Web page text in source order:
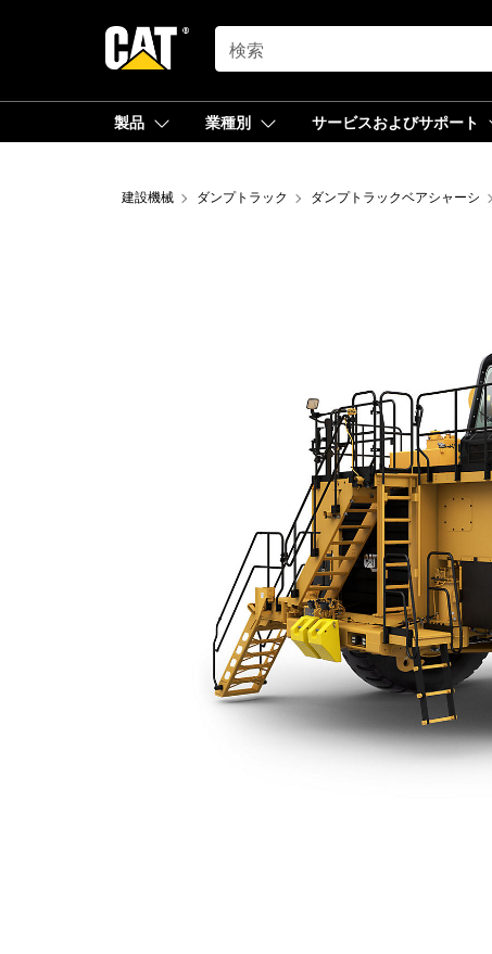
SEARCH
製品 業種別 サービスおよびサポート
建設機械 ダンプトラック ダンプトラックベアシャーシ